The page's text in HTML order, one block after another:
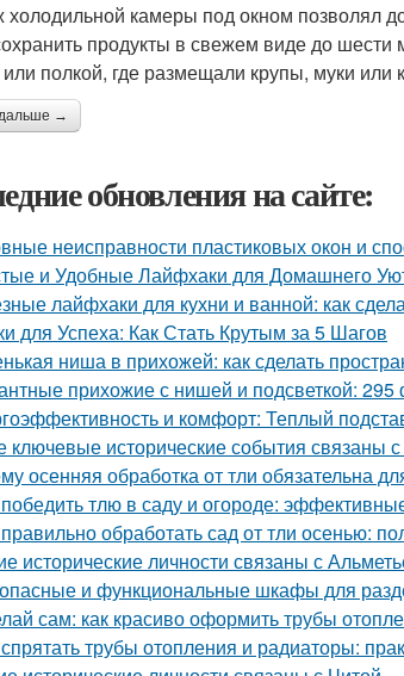
камеры под окном позволял
продукты в свежем виде до
полкой, где размещали крупы, муки или
→
обновления на сайте:
неисправности пластиковых окон и
и Удобные Лайфхаки для Домашнего
лайфхаки для кухни и ванной: как
для Успеха: Как Стать Крутым за 5 Шагов
ниша в прихожей: как сделать
прихожие с нишей и подсветкой:
и комфорт: Теплый
ключевые исторические события связаны
осенняя обработка от тли обязательна
тлю в саду и огороде:
обработать сад от тли осенью:
исторические личности связаны с
и функциональные шкафы для
сам: как красиво оформить трубы
трубы отопления и радиаторы: